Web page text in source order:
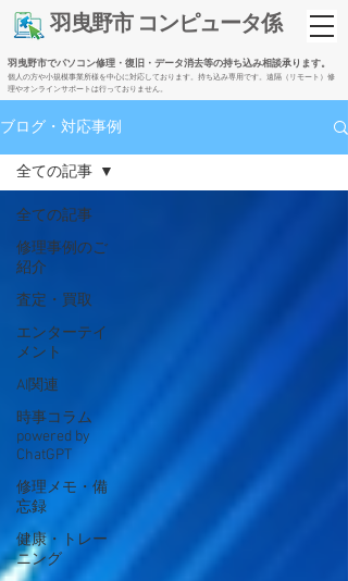
​羽曳野市 コンピュータ係
羽曳野市でパソコン修理・復旧・データ消去等の持ち込み相談承ります。
個人の方や小規模事業所様を中心に対応しております。持ち込み専用です。遠隔（リモート）修
理やオンラインサポートは行っておりません。
ブログ・対応事例
全ての記事
修理事例のご
紹介
査定・買取
エンターテイ
メント
AI関連
時事コラム
powered by
ChatGPT
修理メモ・備
忘録
健康・トレー
ニング
全ての記事